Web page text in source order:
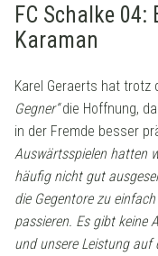
FC Schalke
Karaman
Karel Geraerts hat trotz
Gegner“die Hoffnung,
in der Fremde besser
Auswärtsspielen hatten
häufig nicht gut
die Gegentore zu
passieren. Es gibt keine
und unsere Leistung auf